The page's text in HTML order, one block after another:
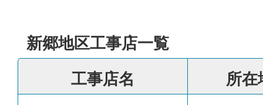
新郷地区工事店一覧
工事店名
所在